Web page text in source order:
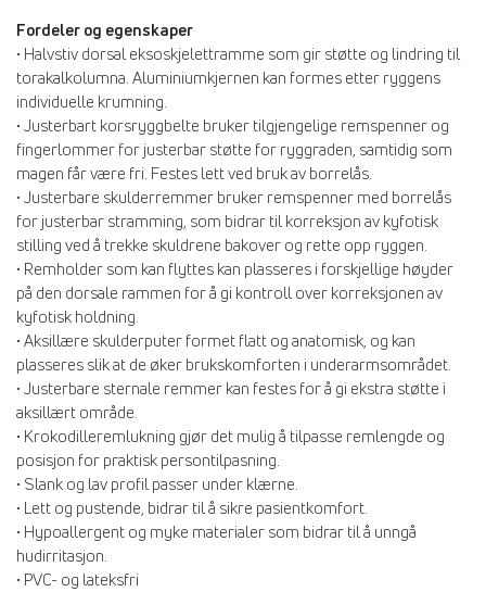
Fordeler og egenskaper
• Halvstiv dorsal eksoskjelettramme som gir støtte og lindring til
torakalkolumna. Aluminiumkjernen kan formes etter ryggens
individuelle krumning.
• Justerbart korsryggbelte bruker tilgjengelige remspenner og
fingerlommer for justerbar støtte for ryggraden, samtidig som
magen får være fri. Festes lett ved bruk av borrelås.
• Justerbare skulderremmer bruker remspenner med borrelås
for justerbar stramming, som bidrar til korreksjon av kyfotisk
stilling ved å trekke skuldrene bakover og rette opp ryggen.
• Remholder som kan flyttes kan plasseres i forskjellige høyder
på den dorsale rammen for å gi kontroll over korreksjonen av
kyfotisk holdning.
• Aksillære skulderputer formet flatt og anatomisk, og kan
plasseres slik at de øker brukskomforten i underarmsområdet.
• Justerbare sternale remmer kan festes for å gi ekstra støtte i
aksillært område.
• Krokodilleremlukning gjør det mulig å tilpasse remlengde og
posisjon for praktisk persontilpasning.
• Slank og lav profil passer under klærne.
• Lett og pustende, bidrar til å sikre pasientkomfort.
• Hypoallergent og myke materialer som bidrar til å unngå
hudirritasjon.
• PVC- og lateksfri